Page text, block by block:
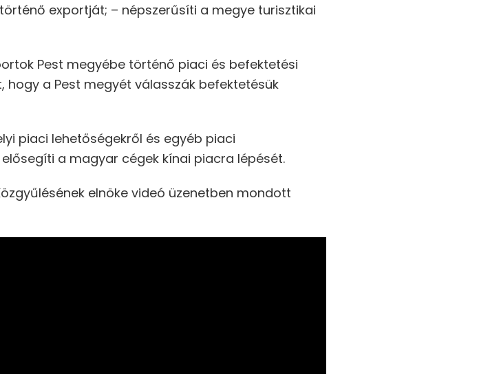
exportját; – népszerűsíti a megye turisztikai
Pest megyébe történő piaci és befektetési
a Pest megyét válasszák befektetésük
piaci lehetőségekről és egyéb piaci
a magyar cégek kínai piacra lépését.
elnöke videó üzenetben mondott